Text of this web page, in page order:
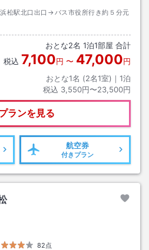
浜松駅北口出口→バス市役所行き約５分元
おとな2名 1泊1部屋 合計
税込 7,100円 〜 47,000円
おとな1名 (2名1室)｜ 1泊
税込 3,550円〜23,500円
ランを見る
航空券
付きプラン
82点